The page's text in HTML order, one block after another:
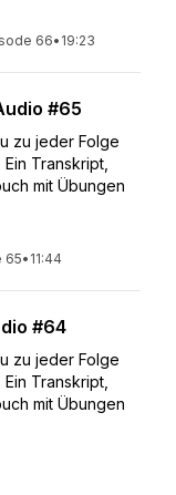
66• 19:23
#65
zu jeder Folge
Transkript,
mit Übungen
65• 11:44
#64
zu jeder Folge
Transkript,
mit Übungen